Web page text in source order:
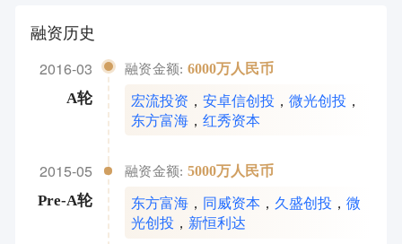
融资历史
2016-03
A轮
融资金额: 6000万人民币
宏流投资 ，安卓信创投 ，微光创投 ，
东方富海 ，红秀资本
2015-05
Pre-A轮
融资金额: 5000万人民币
东方富海 ， 同威资本 ， 久盛创投 ，微
光创投 ， 新恒利达